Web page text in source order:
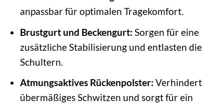
anpassbar für optimalen Tragekomfort.
Brustgurt und Beckengurt: Sorgen für eine
zusätzliche Stabilisierung und entlasten die
Schultern.
Atmungsaktives Rückenpolster: Verhindert
übermäßiges Schwitzen und sorgt für ein